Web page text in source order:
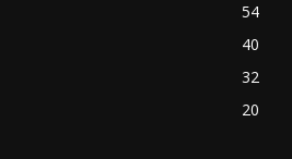
54
40
32
20